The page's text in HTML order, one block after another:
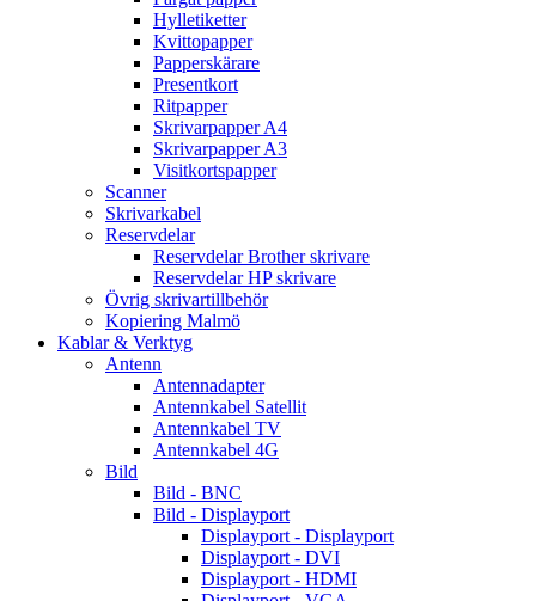
Hylletiketter
Kvittopapper
Papperskärare
Presentkort
Ritpapper
Skrivarpapper A4
Skrivarpapper A3
Visitkortspapper
Scanner
Skrivarkabel
Reservdelar
Reservdelar Brother skrivare
Reservdelar HP skrivare
Övrig skrivartillbehör
Kopiering Malmö
Kablar & Verktyg
Antenn
Antennadapter
Antennkabel Satellit
Antennkabel TV
Antennkabel 4G
Bild
Bild - BNC
Bild - Displayport
Displayport - Displayport
Displayport - DVI
Displayport - HDMI